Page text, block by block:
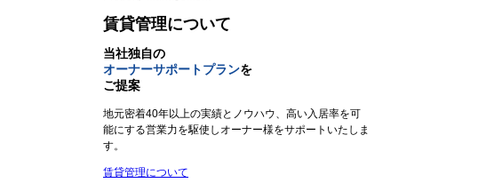
賃貸管理について
当社独自の
オーナーサポートプランを
ご提案
地元密着40年以上の実績とノウハウ、高い入居率を可
能にする営業力を駆使しオーナー様をサポートいたしま
す。
賃貸管理について